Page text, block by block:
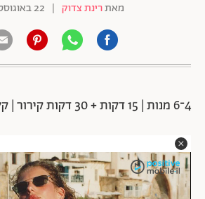
מאתרינת צדוק | 22 באוגוסט 2024
4־6 מנות | 15 דקות + 30 דקות קירור | קל | כשר | עוף